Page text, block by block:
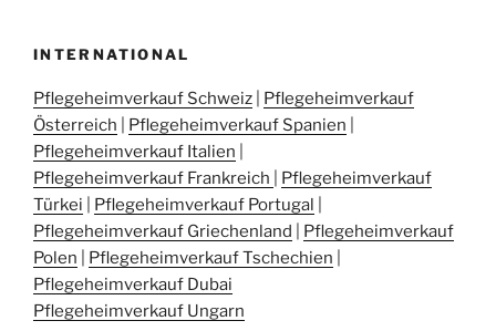
INTERNATIONAL
Pflegeheimverkauf Schweiz
Pflegeheimverkauf
Österreich
Pflegeheimverkauf Spanien
Pflegeheimverkauf Italien
Pflegeheimverkauf Frankreich
Pflegeheimverkauf
Türkei
Pflegeheimverkauf Portugal
Pflegeheimverkauf Griechenland
Pflegeheimverkauf
Polen
Pflegeheimverkauf Tschechien
Pflegeheimverkauf Dubai
Pflegeheimverkauf Ungarn